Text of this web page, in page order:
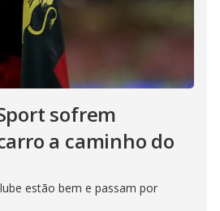
sofrem
a caminho do
estão bem e passam por